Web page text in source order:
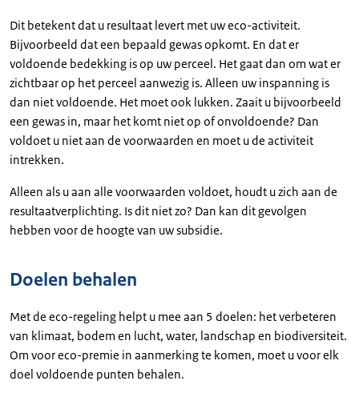
Dit betekent dat u resultaat levert met uw eco-activiteit.
Bijvoorbeeld dat een bepaald gewas opkomt. En dat er
voldoende bedekking is op uw perceel. Het gaat dan om wat er
zichtbaar op het perceel aanwezig is. Alleen uw inspanning is
dan niet voldoende. Het moet ook lukken. Zaait u bijvoorbeeld
een gewas in, maar het komt niet op of onvoldoende? Dan
voldoet u niet aan de voorwaarden en moet u de activiteit
intrekken.
Alleen als u aan alle voorwaarden voldoet, houdt u zich aan de
resultaatverplichting. Is dit niet zo? Dan kan dit gevolgen
hebben voor de hoogte van uw subsidie.
Doelen behalen
Met de eco-regeling helpt u mee aan 5 doelen: het verbeteren
van klimaat, bodem en lucht, water, landschap en biodiversiteit.
Om voor eco-premie in aanmerking te komen, moet u voor elk
doel voldoende punten behalen.